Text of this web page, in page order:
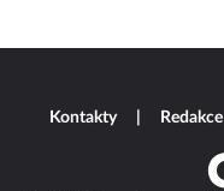
Kontakty Redakce